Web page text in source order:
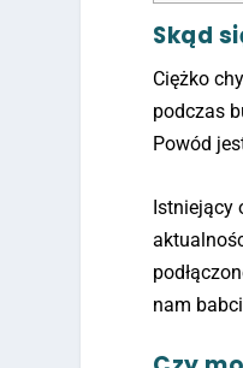
Skąd
Ciężko
podczas
Powód
Istniejący
nam